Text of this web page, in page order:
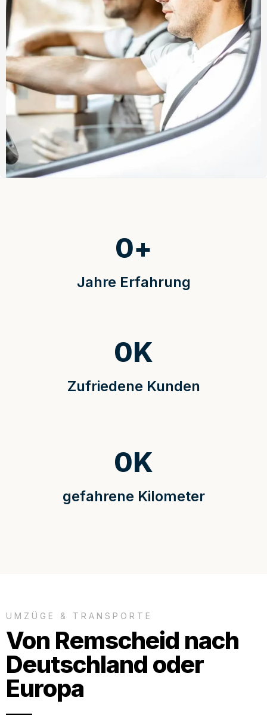
Jahre Erfahrung
0+
Zufriedene Kunden
0K
gefahrene Kilometer
0K
UMZÜGE & TRANSPORTE
Von Remscheid nach
Deutschland oder
Europa